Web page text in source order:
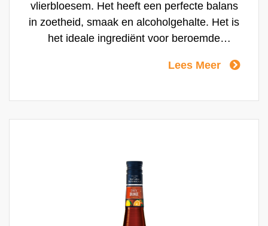
vlierbloesem. Het heeft een perfecte balans
in zoetheid, smaak en alcoholgehalte. Het is
het ideale ingrediënt voor beroemde
ook heerlijk over ijs of als Spritz.
Lees Meer